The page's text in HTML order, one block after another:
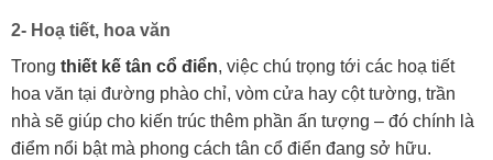
2- Hoạ tiết, hoa văn
Trong thiết kế tân cổ điển, việc chú trọng tới các hoạ tiết
hoa văn tại đường phào chỉ, vòm cửa hay cột tường, trần
nhà sẽ giúp cho kiến trúc thêm phần ấn tượng – đó chính là
điểm nổi bật mà phong cách tân cổ điển đang sở hữu.